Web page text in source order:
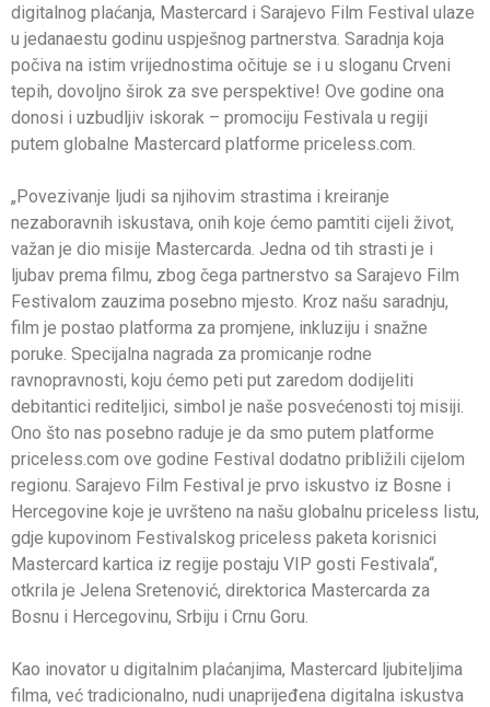
digitalnog plaćanja, Mastercard i Sarajevo Film Festival ulaze
u jedanaestu godinu uspješnog partnerstva. Saradnja koja
počiva na istim vrijednostima očituje se i u sloganu Crveni
tepih, dovoljno širok za sve perspektive! Ove godine ona
donosi i uzbudljiv iskorak – promociju Festivala u regiji
putem globalne Mastercard platforme priceless.com.
„Povezivanje ljudi sa njihovim strastima i kreiranje
nezaboravnih iskustava, onih koje ćemo pamtiti cijeli život,
važan je dio misije Mastercarda. Jedna od tih strasti je i
ljubav prema filmu, zbog čega partnerstvo sa Sarajevo Film
Festivalom zauzima posebno mjesto. Kroz našu saradnju,
film je postao platforma za promjene, inkluziju i snažne
poruke. Specijalna nagrada za promicanje rodne
ravnopravnosti, koju ćemo peti put zaredom dodijeliti
debitantici rediteljici, simbol je naše posvećenosti toj misiji.
Ono što nas posebno raduje je da smo putem platforme
priceless.com ove godine Festival dodatno približili cijelom
regionu. Sarajevo Film Festival je prvo iskustvo iz Bosne i
Hercegovine koje je uvršteno na našu globalnu priceless listu,
gdje kupovinom Festivalskog priceless paketa korisnici
Mastercard kartica iz regije postaju VIP gosti Festivala“,
otkrila je Jelena Sretenović, direktorica Mastercarda za
Bosnu i Hercegovinu, Srbiju i Crnu Goru.
Kao inovator u digitalnim plaćanjima, Mastercard ljubiteljima
filma, već tradicionalno, nudi unaprijeđena digitalna iskustva